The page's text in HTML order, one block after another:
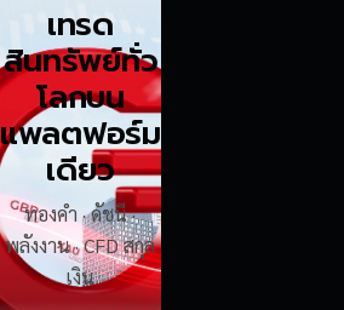
เทรด
สินทรัพย์ทั่ว
โลกบน
แพลตฟอร์ม
เดียว
ทองคำ · ดัชนี ·
พลังงาน · CFD สกุล
เงิน